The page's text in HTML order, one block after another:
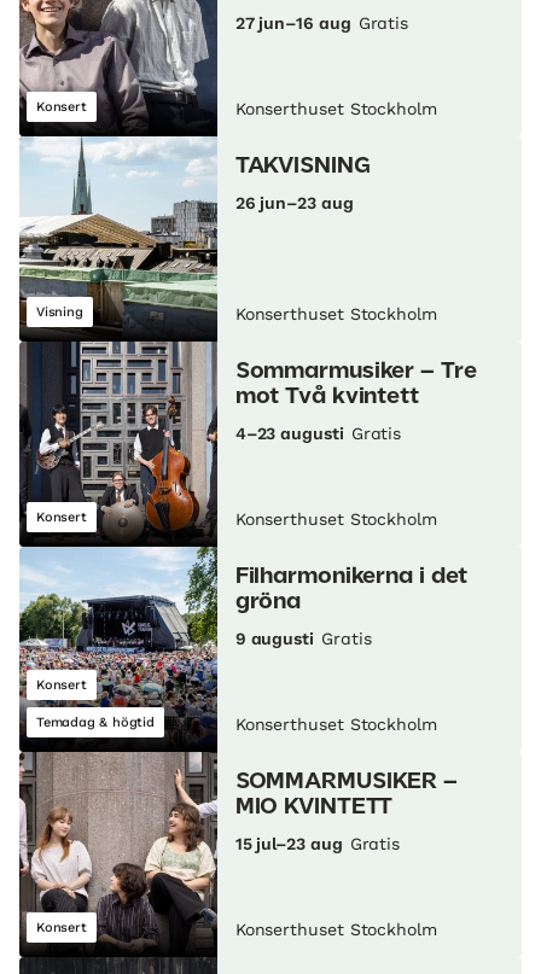
Konsert
27 jun–16 aug Gratis
Konserthuset Stockholm
Visning
TAKVISNING
26 jun–23 aug
Konserthuset Stockholm
Konsert
Sommarmusiker – Tre
mot Två kvintett
4–23 augusti Gratis
Konserthuset Stockholm
Konsert
Temadag & högtid
Filharmonikerna i det
gröna
9 augusti Gratis
Konserthuset Stockholm
Konsert
SOMMARMUSIKER –
MIO KVINTETT
15 jul–23 aug Gratis
Konserthuset Stockholm